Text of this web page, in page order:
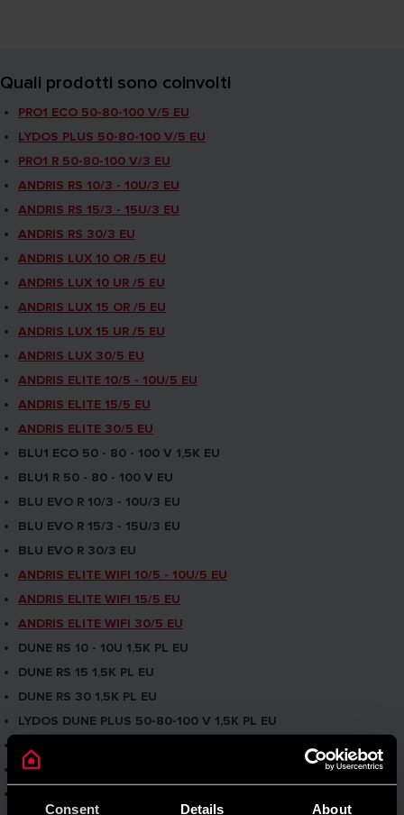
Consent Details About
Quali prodotti sono coinvolti
PRO1 ECO 50-80-100 V/5 EU
LYDOS PLUS 50-80-100 V/5 EU
PRO1 R 50-80-100 V/3 EU
ANDRIS RS 10/3 - 10U/3 EU
ANDRIS RS 15/3 - 15U/3 EU
ANDRIS RS 30/3 EU
ANDRIS LUX 10 OR /5 EU
ANDRIS LUX 10 UR /5 EU
ANDRIS LUX 15 OR /5 EU
ANDRIS LUX 15 UR /5 EU
ANDRIS LUX 30/5 EU
ANDRIS ELITE 10/5 - 10U/5 EU
ANDRIS ELITE 15/5 EU
ANDRIS ELITE 30/5 EU
BLU1 ECO 50 - 80 - 100 V 1,5K EU
BLU1 R 50 - 80 - 100 V EU
BLU EVO R 10/3 - 10U/3 EU
BLU EVO R 15/3 - 15U/3 EU
BLU EVO R 30/3 EU
ANDRIS ELITE WIFI 10/5 - 10U/5 EU
ANDRIS ELITE WIFI 15/5 EU
ANDRIS ELITE WIFI 30/5 EU
DUNE RS 10 - 10U 1,5K PL EU
DUNE RS 15 1,5K PL EU
DUNE RS 30 1,5K PL EU
LYDOS DUNE PLUS 50-80-100 V 1,5K PL EU
LYDOS WIFI 50-80-100 V 1.5K EU